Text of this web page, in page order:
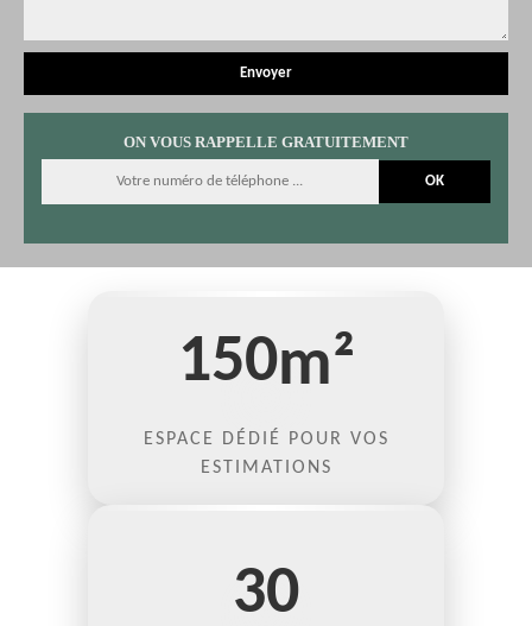
ON VOUS RAPPELLE GRATUITEMENT
150m²
ESPACE DÉDIÉ POUR VOS
ESTIMATIONS
30